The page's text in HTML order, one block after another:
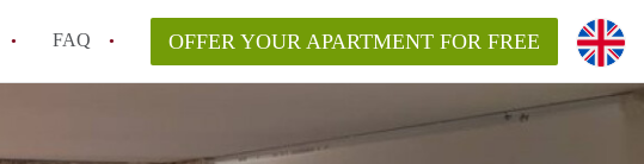
FAQ OFFER YOUR APARTMENT FOR FREE